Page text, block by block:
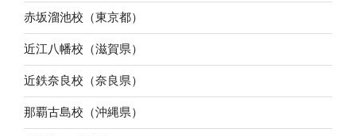
赤坂溜池校（東京都）
近江八幡校（滋賀県）
近鉄奈良校（奈良県）
那覇古島校（沖縄県）